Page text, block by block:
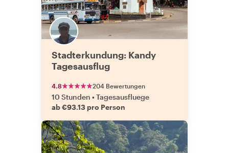
Stadterkundung: Kandy
Tagesausflug
4.8 204 Bewertungen
10 Stunden •Tagesausfluege
ab €93.13 pro Person